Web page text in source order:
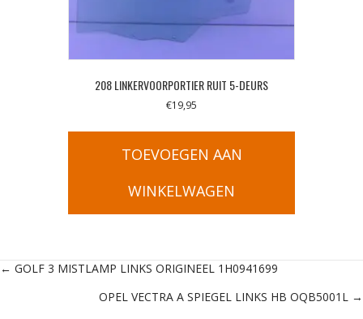
208 LINKERVOORPORTIER RUIT 5-DEURS
€19,95
TOEVOEGEN AAN
WINKELWAGEN
Posts
← GOLF 3 MISTLAMP LINKS ORIGINEEL 1H0941699
OPEL VECTRA A SPIEGEL LINKS HB OQB5001L →